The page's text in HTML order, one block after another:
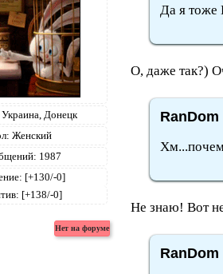
Украина, Донецк
Женский
1987
[+130/-0]
[+138/-0]
Да я тоже
О, даже так?)
Не знаю! Вот